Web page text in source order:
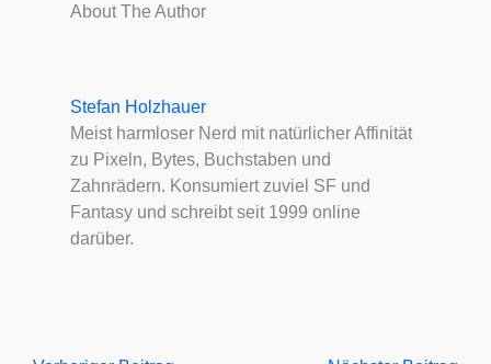
About The Author
Stefan Holzhauer
Meist harmloser Nerd mit natürlicher Affinität
zu Pixeln, Bytes, Buchstaben und
Zahnrädern. Konsumiert zuviel SF und
Fantasy und schreibt seit 1999 online
darüber.